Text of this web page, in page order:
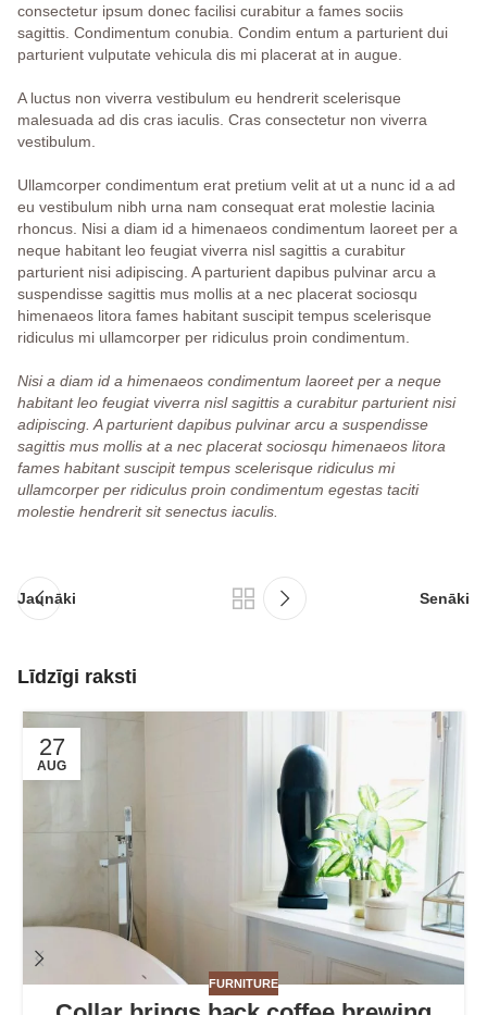
consectetur ipsum donec facilisi curabitur a fames sociis
sagittis. Condimentum conubia. Condim entum a parturient dui
parturient vulputate vehicula dis mi placerat at in augue.
A luctus non viverra vestibulum eu hendrerit scelerisque
malesuada ad dis cras iaculis. Cras consectetur non viverra
vestibulum.
Ullamcorper condimentum erat pretium velit at ut a nunc id a ad
eu vestibulum nibh urna nam consequat erat molestie lacinia
rhoncus. Nisi a diam id a himenaeos condimentum laoreet per a
neque habitant leo feugiat viverra nisl sagittis a curabitur
parturient nisi adipiscing. A parturient dapibus pulvinar arcu a
suspendisse sagittis mus mollis at a nec placerat sociosqu
himenaeos litora fames habitant suscipit tempus scelerisque
ridiculus mi ullamcorper per ridiculus proin condimentum.
Nisi a diam id a himenaeos condimentum laoreet per a neque
habitant leo feugiat viverra nisl sagittis a curabitur parturient nisi
adipiscing. A parturient dapibus pulvinar arcu a suspendisse
sagittis mus mollis at a nec placerat sociosqu himenaeos litora
fames habitant suscipit tempus scelerisque ridiculus mi
ullamcorper per ridiculus proin condimentum egestas taciti
molestie hendrerit sit senectus iaculis.
Jaunāki Senāki
Līdzīgi raksti
27
AUG
FURNITURE